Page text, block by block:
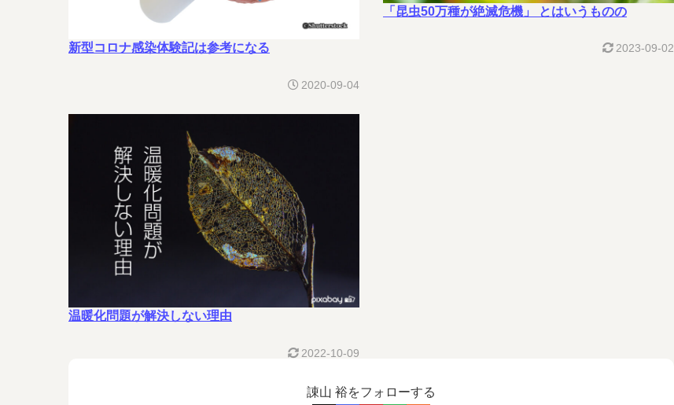
新型コロナ感染体験記は参考になる
2020-09-04
「昆虫50万種が絶滅危機」 とはいうものの
2023-09-02
温暖化問題が解決しない理由
2022-10-09
諌山 裕をフォローする